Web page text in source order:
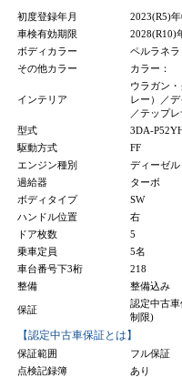
初度登録年月
2023(R5)年
車検有効期限
2028(R10)
ボディカラー
ペルラネラ
その他カラー
カラー：
インテリア
ウラガン
レー）／
／テップ
型式
3DA-
駆動方式
FF
エンジン種別
ディーゼル
過給器
ターボ
ボディタイプ
SW
ハンドル位置
右
ドア枚数
5
乗車定員
5名
車台番号下3桁
218
整備
整備込み
保証
認定中古
制限)
【認定中古車保証とは】
保証範囲
フル保証
点検記録簿
あり